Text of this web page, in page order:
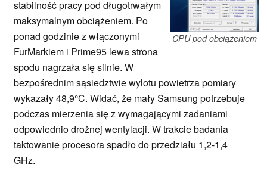
CPU pod obciążeniem
stabilność pracy pod długotrwałym
maksymalnym obciążeniem. Po
ponad godzinie z włączonymi
FurMarkiem i Prime95 lewa strona
spodu nagrzała się silnie. W
bezpośrednim sąsiedztwie wylotu powietrza pomiary
wykazały 48,9°C. Widać, że mały Samsung potrzebuje
podczas mierzenia się z wymagającymi zadaniami
odpowiednio drożnej wentylacji. W trakcie badania
taktowanie procesora spadło do przedziału 1,2-1,4
GHz.